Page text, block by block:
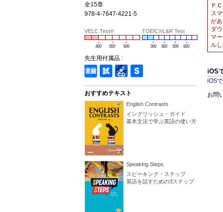
全15章
978-4-7647-4221-5
VELC Test®
400 500 600
TOEIC®L&R Test
300 400 500 600
先生用付属品 :
おすすめテキスト
English Contrasts
イングリッシュ・ガイド
基本文法で学ぶ英語の使い方
Speaking Steps
スピーキング・ステップ
英語を話すための3ステップ
Ｐ
ス
があ
ダ
マ
ル
iOS
iOS
お問